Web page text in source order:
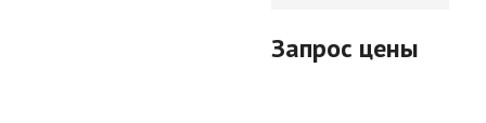
Запрос цены